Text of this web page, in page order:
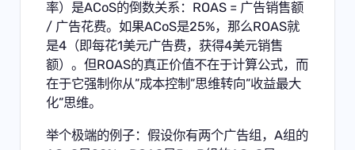
率）是ACoS的倒数关系：ROAS = 广告销售额
/ 广告花费。如果ACoS是25%，那么ROAS就
是4（即每花1美元广告费，获得4美元销售
额）。但ROAS的真正价值不在于计算公式，而
在于它强制你从”成本控制”思维转向”收益最大
化”思维。
举个极端的例子：假设你有两个广告组，A组的